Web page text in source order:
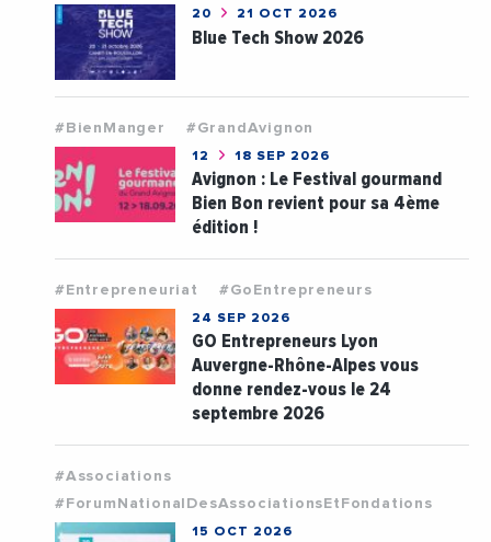
20 21 OCT 2026
Blue Tech Show 2026
#BienManger #GrandAvignon
12 18 SEP 2026
Avignon : Le Festival gourmand
Bien Bon revient pour sa 4ème
édition !
#Entrepreneuriat #GoEntrepreneurs
24 SEP 2026
GO Entrepreneurs Lyon
Auvergne-Rhône-Alpes vous
donne rendez-vous le 24
septembre 2026
#Associations
#ForumNationalDesAssociationsEtFondations
15 OCT 2026